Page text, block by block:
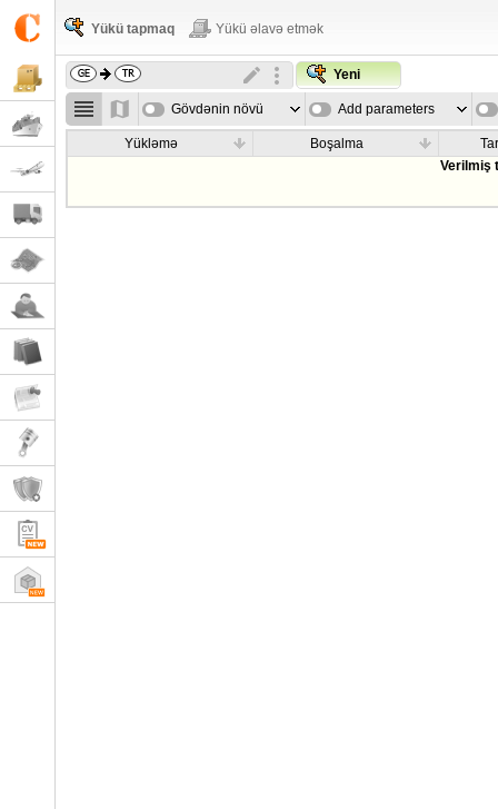
Yükü tapmaq Yükü əlavə etmək
Yeni
Gövdənin növü Add parameters
Yükləmə Boşalma
Verilmiş